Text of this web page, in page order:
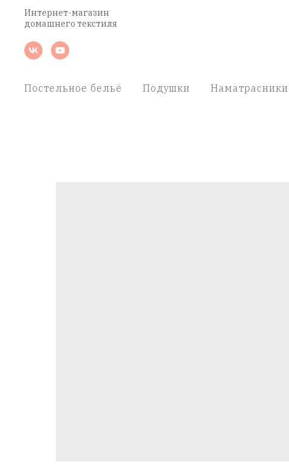
Интернет-магазин
домашнего текстиля
Постельное бельё Подушки Наматрасники